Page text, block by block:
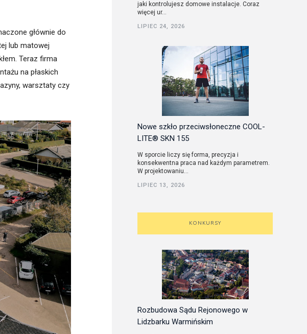
głównie do
lub matowej
Teraz firma
na płaskich
warsztaty czy
jaki kontrolujesz domowe instalacje. Coraz
więcej ur...
LIPIEC 24, 2026
Nowe szkło przeciwsłoneczne COOL-
LITE® SKN 155
W sporcie liczy się forma, precyzja i
konsekwentna praca nad każdym parametrem.
W projektowaniu...
LIPIEC 13, 2026
KONKURSY
Rozbudowa Sądu Rejonowego w
Lidzbarku Warmińskim